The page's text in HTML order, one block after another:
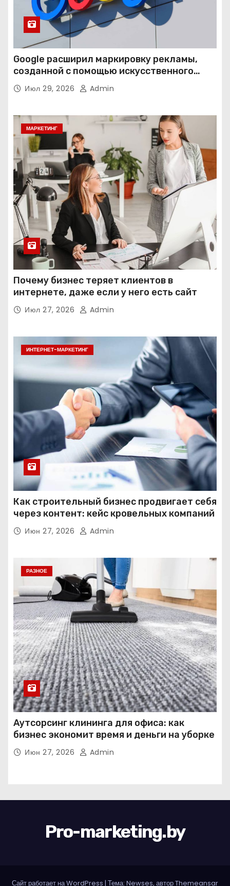
Google расширил маркировку рекламы,
созданной с помощью искусственного
интеллекта
Июл 29, 2026 Admin
МАРКЕТИНГ
Почему бизнес теряет клиентов в
интернете, даже если у него есть сайт
Июл 27, 2026 Admin
ИНТЕРНЕТ-МАРКЕТИНГ
Как строительный бизнес продвигает себя
через контент: кейс кровельных компаний
Июн 27, 2026 Admin
РАЗНОЕ
Аутсорсинг клининга для офиса: как
бизнес экономит время и деньги на уборке
Июн 27, 2026 Admin
Pro-marketing.by
Сайт работает на WordPress | Тема: Newses, авторThemeansar